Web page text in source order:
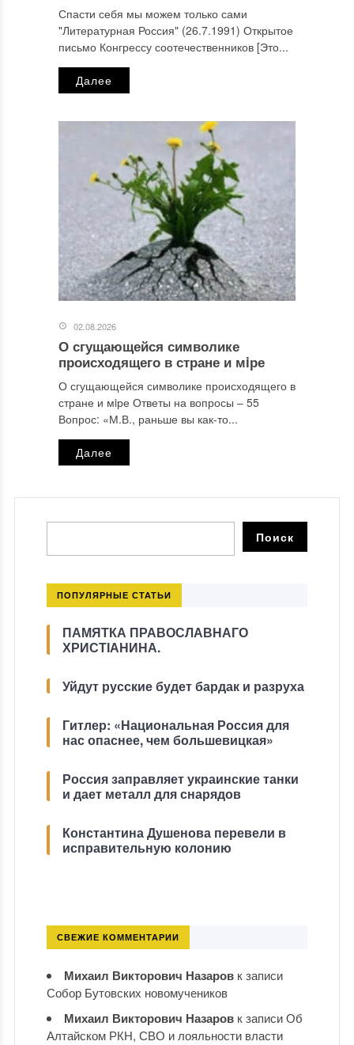
Спасти себя мы можем только сами
"Литературная Россия" (26.7.1991) Открытое
письмо Конгрессу соотечественников [Это...
Далее
02.08.2026
О сгущающейся символике
происходящего в стране и мiре
О сгущающейся символике происходящего в
стране и мiре Ответы на вопросы ‒ 55
Вопрос: «М.В., раньше вы как-то...
Далее
ПОПУЛЯРНЫЕ СТАТЬИ
ПАМЯТКА ПРАВОСЛАВНАГО
ХРИСТІАНИНА.
Уйдут русские будет бардак и разруха
Гитлер: «Национальная Россия для
нас опаснее, чем большевицкая»
Россия заправляет украинские танки
и дает металл для снарядов
Константина Душенова перевели в
исправительную колонию
СВЕЖИЕ КОММЕНТАРИИ
Михаил Викторович Назаровк записи
Собор Бутовских новомучеников
Михаил Викторович Назаровк записиОб
Алтайском РКН, СВО и лояльности власти